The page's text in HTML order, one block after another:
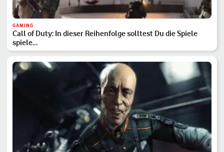
GAMING
Call of Duty: In dieser Reihenfolge solltest Du die Spiele
spiele…